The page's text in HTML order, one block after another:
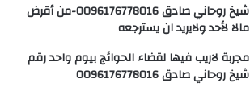
شيخ روحاني صادق 0096176778016-من أقرض
مالا لأحد ولايريد ان يسترجعه
مجربة لاريب فيها لقضاء الحوائج بيوم واحد رقم
شيخ روحاني صادق 0096176778016